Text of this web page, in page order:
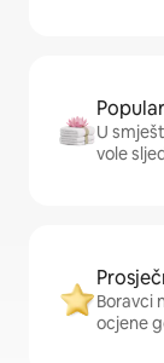
U
vole
Boravci
ocjene